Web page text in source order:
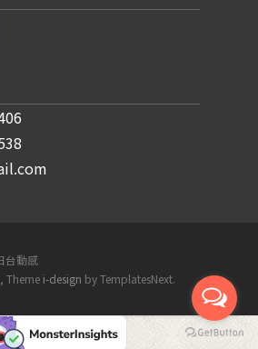
台動感
, Theme i-design by TemplatesNext.